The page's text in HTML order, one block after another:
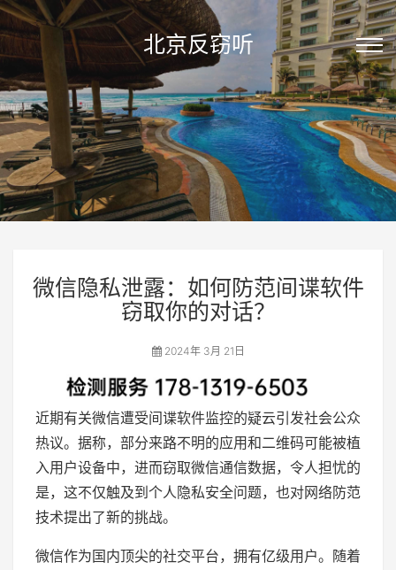
北京反窃听
微信隐私泄露：如何防范间谍软件
窃取你的对话？
2024年 3月 21日
近期有关微信遭受间谍软件监控的疑云引发社会公众
热议。据称，部分来路不明的应用和二维码可能被植
入用户设备中，进而窃取微信通信数据，令人担忧的
是，这不仅触及到个人隐私安全问题，也对网络防范
技术提出了新的挑战。
微信作为国内顶尖的社交平台，拥有亿级用户。随着